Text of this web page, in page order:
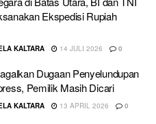
Ekspedisi Rupiah
KALTARA 14 JULI 2026 0
Dugaan Penyelundupan
Pemilik Masih Dicari
KALTARA 13 APRIL 2026 0